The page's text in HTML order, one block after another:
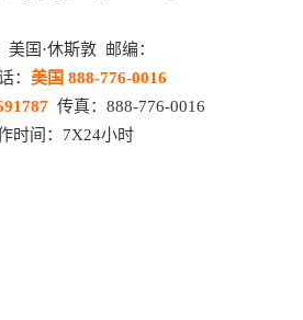
美国·休斯敦 邮编：
： 美国 888-776-0016
传真：888-776-0016
时间：7X24小时